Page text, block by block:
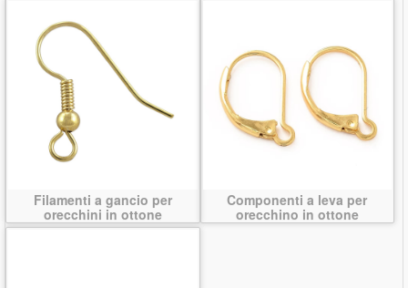
Filamenti a gancio per
orecchini in ottone
Componenti a leva per
orecchino in ottone